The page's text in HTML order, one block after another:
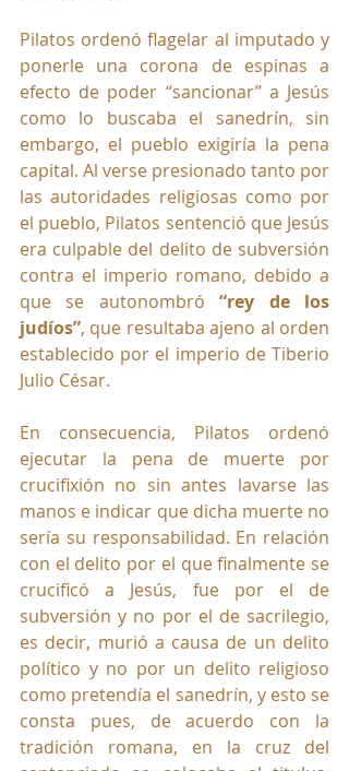
Pilatos ordenó flagelar al imputado y
ponerle una corona de espinas a
efecto de poder “sancionar” a Jesús
como lo buscaba el sanedrín, sin
embargo, el pueblo exigiría la pena
capital. Al verse presionado tanto por
las autoridades religiosas como por
el pueblo, Pilatos sentenció que Jesús
era culpable del delito de subversión
contra el imperio romano, debido a
que se autonombró “rey de los
judíos”, que resultaba ajeno al orden
establecido por el imperio de Tiberio
Julio César.
En consecuencia, Pilatos ordenó
ejecutar la pena de muerte por
crucifixión no sin antes lavarse las
manos e indicar que dicha muerte no
sería su responsabilidad. En relación
con el delito por el que finalmente se
crucificó a Jesús, fue por el de
subversión y no por el de sacrilegio,
es decir, murió a causa de un delito
político y no por un delito religioso
como pretendía el sanedrín, y esto se
consta pues, de acuerdo con la
tradición romana, en la cruz del